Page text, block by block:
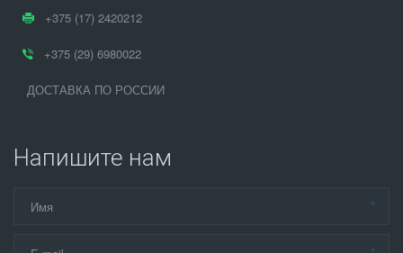
+375 (17) 2420212
+375 (29) 6980022
ДОСТАВКА ПО РОССИИ
Напишите нам
*